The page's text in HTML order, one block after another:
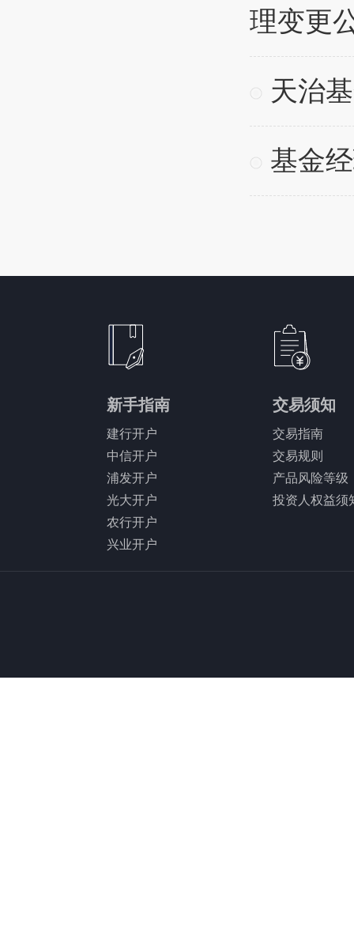
理变更
天治
基金
新手指南
建行开户
中信开户
浦发开户
光大开户
农行开户
兴业开户
交易须知
交易指南
交易规则
产品风险等级
投资人权益须